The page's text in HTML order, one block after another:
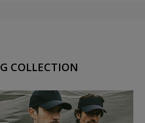
COLLECTION